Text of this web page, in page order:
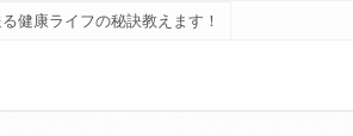
健康ライフの秘訣教えます！